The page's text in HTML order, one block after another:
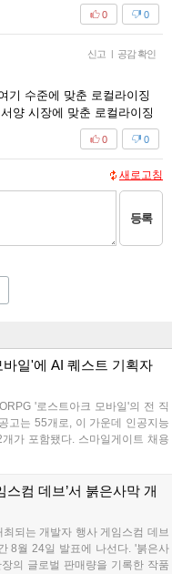
0
0
신고 | 공감 확인
기 수준에 맞춘 로컬라이징
양 시장에 맞춘 로컬라이징
0
0
새로고침
등록
일'에 AI 퀘스트 기획자
'로스트아크 모바일'의 전 직
고는 55개로, 이 가운데 인공지능
가 포함됐다. 스마일게이트 채용
·게임개발·그래픽·QA·운영서비
스컴 데브’서 붉은사막 개
되는 개발자 행사 게임스컴 데브
8월 24일 발표에 나선다. '붉은사
의 글로벌 판매량을 기록한 작품